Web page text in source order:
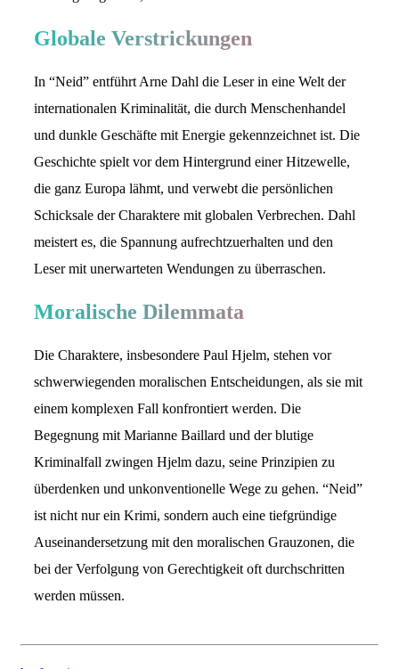
Globale Verstrickungen
In “Neid” entführt Arne Dahl die Leser in eine Welt der
internationalen Kriminalität, die durch Menschenhandel
und dunkle Geschäfte mit Energie gekennzeichnet ist. Die
Geschichte spielt vor dem Hintergrund einer Hitzewelle,
die ganz Europa lähmt, und verwebt die persönlichen
Schicksale der Charaktere mit globalen Verbrechen. Dahl
meistert es, die Spannung aufrechtzuerhalten und den
Leser mit unerwarteten Wendungen zu überraschen.
Moralische Dilemmata
Die Charaktere, insbesondere Paul Hjelm, stehen vor
schwerwiegenden moralischen Entscheidungen, als sie mit
einem komplexen Fall konfrontiert werden. Die
Begegnung mit Marianne Baillard und der blutige
Kriminalfall zwingen Hjelm dazu, seine Prinzipien zu
überdenken und unkonventionelle Wege zu gehen. “Neid”
ist nicht nur ein Krimi, sondern auch eine tiefgründige
Auseinandersetzung mit den moralischen Grauzonen, die
bei der Verfolgung von Gerechtigkeit oft durchschritten
werden müssen.